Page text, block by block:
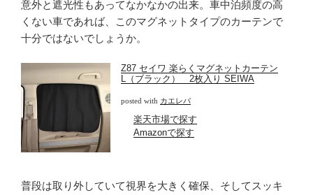
意外と遮光性もあってなかなかの出来。車中泊頻度の高
くない車であれば、このマグネットタイプのカーテンで
十分ではないでしょうか。
Z87 セイワ 楽らくマグネットカーテン
L（ブラック） 2枚入り SEIWA
posted with カエレバ
楽天市場で探す
Amazonで探す
普段は取り外していて視界を大きく確保、そしてスッキ